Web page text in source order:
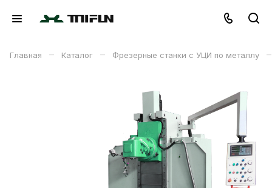
Главная – Каталог – Фрезерные станки с УЦИ по металлу –